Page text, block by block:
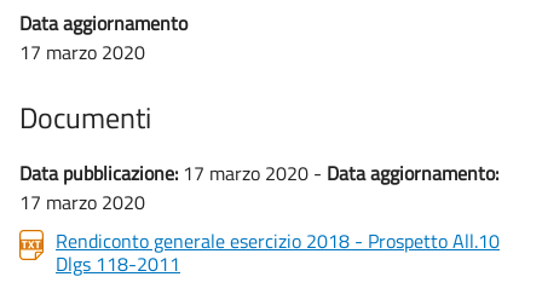
Data aggiornamento
17 marzo 2020
Documenti
Data pubblicazione: 17 marzo 2020 - Data aggiornamento:
17 marzo 2020
Rendiconto generale esercizio 2018 - Prospetto All.10
Dlgs 118-2011